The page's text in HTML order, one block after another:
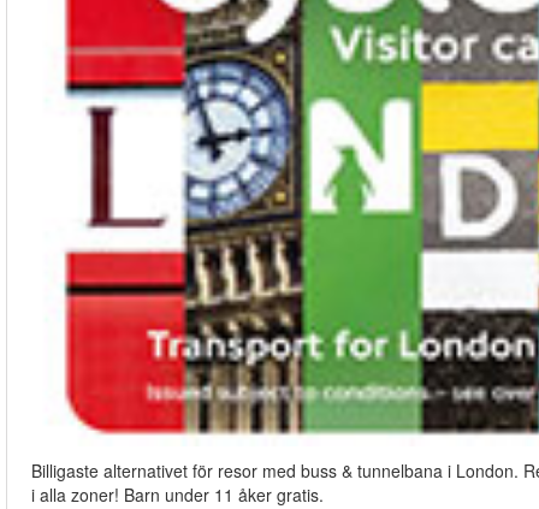
Billigaste alternativet för resor med buss & tunnelbana i London.
i alla zoner! Barn under 11 åker gratis.